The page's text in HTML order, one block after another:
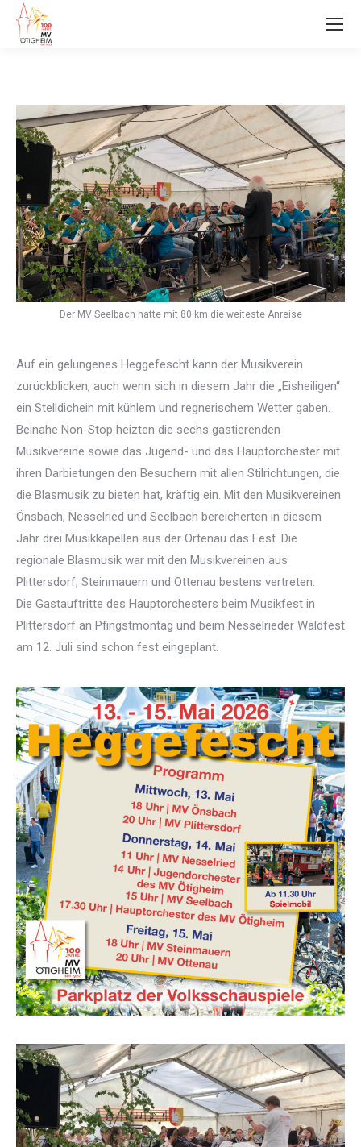
Der MV Seelbach hatte mit 80 km die weiteste Anreise
Auf ein gelungenes Heggefescht kann der Musikverein
zurückblicken, auch wenn sich in diesem Jahr die „Eisheiligen“
ein Stelldichein mit kühlem und regnerischem Wetter gaben.
Beinahe Non-Stop heizten die sechs gastierenden
Musikvereine sowie das Jugend- und das Hauptorchester mit
ihren Darbietungen den Besuchern mit allen Stilrichtungen, die
die Blasmusik zu bieten hat, kräftig ein. Mit den Musikvereinen
Önsbach, Nesselried und Seelbach bereicherten in diesem
Jahr drei Musikkapellen aus der Ortenau das Fest. Die
regionale Blasmusik war mit den Musikvereinen aus
Plittersdorf, Steinmauern und Ottenau bestens vertreten.
Die Gastauftritte des Hauptorchesters beim Musikfest in
Plittersdorf an Pfingstmontag und beim Nesselrieder Waldfest
am 12. Juli sind schon fest eingeplant.